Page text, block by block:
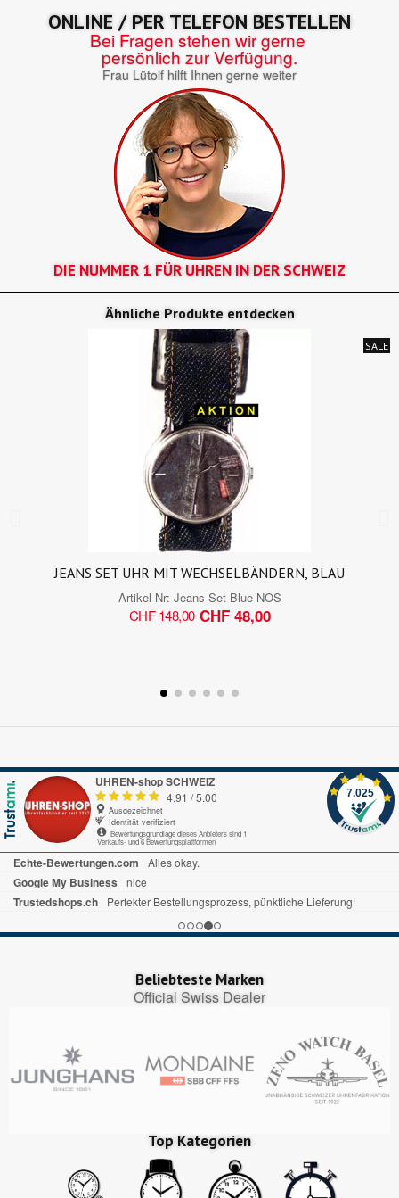
ONLINE / PER TELEFON BESTELLEN
Bei Fragen stehen wir gerne
persönlich zur Verfügung.
Frau Lütolf hilft Ihnen gerne weiter
DIE NUMMER 1 FÜR UHREN IN DER SCHWEIZ
Ähnliche Produkte entdecken
SALE
JEANS SET UHR MIT WECHSELBÄNDERN, BLAU
Artikel Nr: Jeans-Set-Blue NOS
CHF 148,00 CHF 48,00
UHREN-shop SCHWEIZ
4.91 /5.00
Ausgezeichnet
Identität verifiziert
Bewertungsgrundlage dieses Anbieters sind 1
Verkaufs- und 6 Bewertungsplattformen
7.025
Echte-Bewertungen.com Alles okay.
Google My Business nice
Trustedshops.ch Perfekter Bestellungsprozess, pünktliche Lieferung!
Beliebteste Marken
Official Swiss Dealer
Top Kategorien